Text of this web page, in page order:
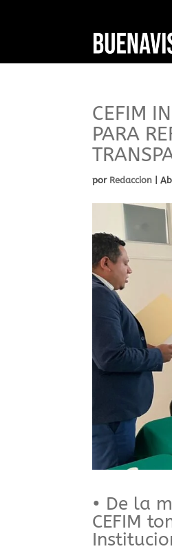
CEFIM
PARA
por Redaccion |
• De la
CEFIM